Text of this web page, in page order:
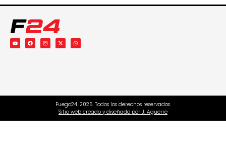
Fuego24. 2025. Todos los derechos reservados.
Sitio web creado y diseñado por J. Aguerre